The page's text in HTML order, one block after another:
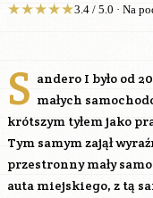
★★★★★3.4 / 5.0 · Na
S andero I było od
małych
krótszym tyłem jako
Tym samym zajął
przestronny mały
auta miejskiego, z tą